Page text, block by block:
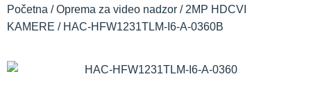
Početna /Oprema za video nadzor / 2MP HDCVI
KAMERE / HAC-HFW1231TLM-I6-A-0360B